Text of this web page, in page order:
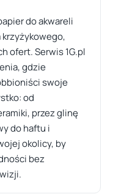
do akwareli
ofert. Serwis 1G.pl
gdzie
swoje
od
przez glinę
do haftu i
okolicy, by
bez